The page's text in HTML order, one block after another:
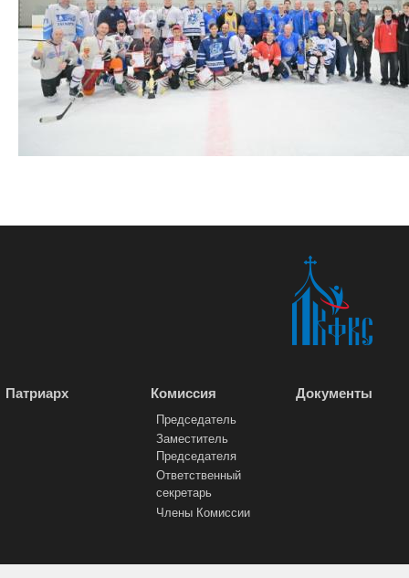
Патриарх Комиссия
Председатель
Заместитель
Председателя
Ответственный
секретарь
Члены Комиссии
Документы